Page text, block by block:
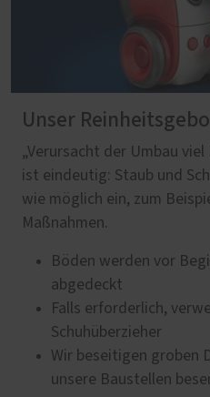
Unser
„Verursacht der Umbau
ist eindeutig: Staub und
wie möglich ein, zum
Maßnahmen.
Böden werden vor
abgedeckt
Falls erforderlich,
Schuhüberzieher
Wir beseitigen groben
unsere Baustellen